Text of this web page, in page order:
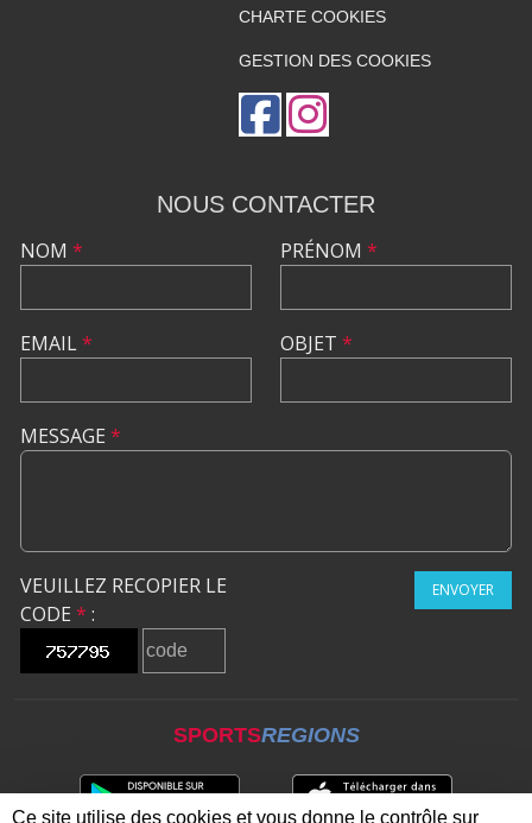
CHARTE COOKIES
GESTION DES COOKIES
NOUS CONTACTER
NOM *
EMAIL*
PRÉNOM *
OBJET *
MESSAGE *
VEUILLEZ RECOPIER LE
CODE * :
ENVOYER
SPORTSREGIONS
Ce site utilise des cookies et vous donne le contrôle sur